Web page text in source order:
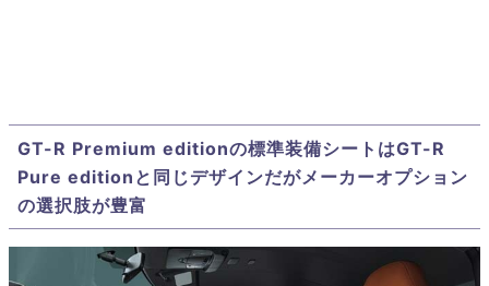
GT-R Premium editionの標準装備シートはGT-R
Pure editionと同じデザインだがメーカーオプション
の選択肢が豊富